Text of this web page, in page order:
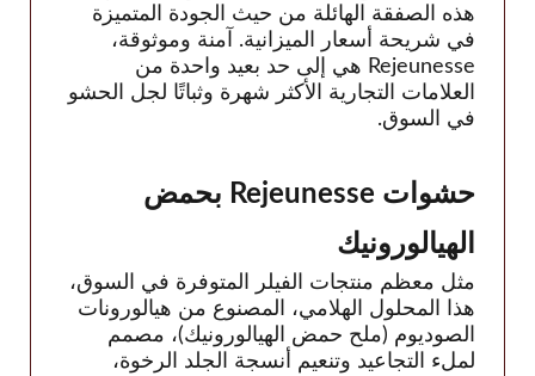
هذه الصفقة الهائلة من حيث الجودة المتميزة
في شريحة أسعار الميزانية. آمنة وموثوقة،
Rejeunesse هي إلى حد بعيد واحدة من
العلامات التجارية الأكثر شهرة وثباتًا لجل الحشو
في السوق.
حشوات Rejeunesse بحمض
الهيالورونيك
مثل معظم منتجات الفيلر المتوفرة في السوق،
هذا المحلول الهلامي، المصنوع من هيالورونات
الصوديوم (ملح حمض الهيالورونيك)، مصمم
لملء التجاعيد وتنعيم أنسجة الجلد الرخوة،
Optivisc
مصل الرصاص
Plasma Fresh
بريما
Profhilo
Prostrolane
Regenovue
Rejeunesse
رينيه